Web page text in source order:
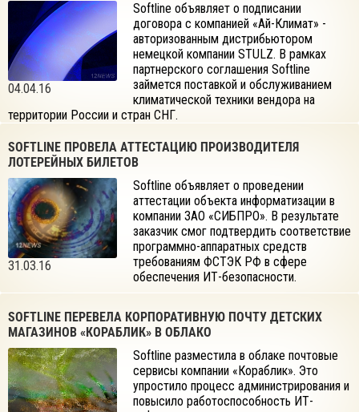
04.04.16
Softline объявляет о подписании
договора с компанией «Ай-Климат» -
авторизованным дистрибьютором
немецкой компании STULZ. В рамках
партнерского соглашения Softline
займется поставкой и обслуживанием
климатической техники вендора на
территории России и стран СНГ.
SOFTLINE ПРОВЕЛА АТТЕСТАЦИЮ ПРОИЗВОДИТЕЛЯ
ЛОТЕРЕЙНЫХ БИЛЕТОВ
31.03.16
Softline объявляет о проведении
аттестации объекта информатизации в
компании ЗАО «СИБПРО». В результате
заказчик смог подтвердить соответствие
программно-аппаратных средств
требованиям ФСТЭК РФ в сфере
обеспечения ИТ-безопасности.
SOFTLINE ПЕРЕВЕЛА КОРПОРАТИВНУЮ ПОЧТУ ДЕТСКИХ
МАГАЗИНОВ «КОРАБЛИК» В ОБЛАКО
Softline разместила в облаке почтовые
сервисы компании «Кораблик». Это
упростило процесс администрирования и
повысило работоспособность ИТ-